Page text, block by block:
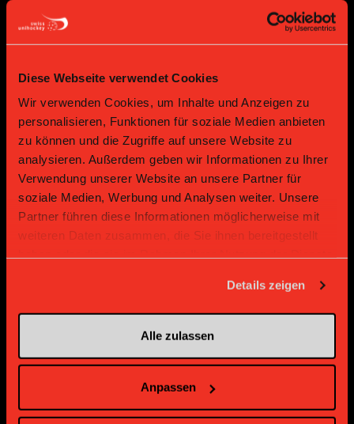
Diese Webseite verwendet Cookies
Wir verwenden Cookies, um Inhalte und Anzeigen zu
personalisieren, Funktionen für soziale Medien anbieten
zu können und die Zugriffe auf unsere Website zu
analysieren. Außerdem geben wir Informationen zu Ihrer
Verwendung unserer Website an unsere Partner für
soziale Medien, Werbung und Analysen weiter. Unsere
Partner führen diese Informationen möglicherweise mit
weiteren Daten zusammen, die Sie ihnen bereitgestellt
Details zeigen
Alle zulassen
Anpassen
Bronze Partner